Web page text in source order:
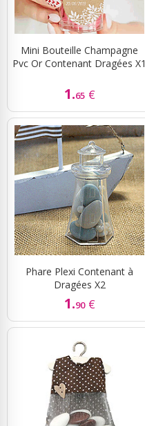
Mini Bouteille Champagne
Pvc Or Contenant Dragées X1
1.65 €
Phare Plexi Contenant à
Dragées X2
1.90 €